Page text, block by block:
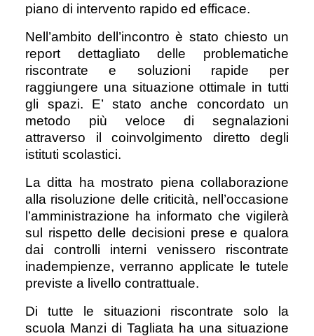
piano di intervento rapido ed efficace.
Nell’ambito dell’incontro è stato chiesto un
report dettagliato delle problematiche
riscontrate e soluzioni rapide per
raggiungere una situazione ottimale in tutti
gli spazi. E’ stato anche concordato un
metodo più veloce di segnalazioni
attraverso il coinvolgimento diretto degli
istituti scolastici.
La ditta ha mostrato piena collaborazione
alla risoluzione delle criticità, nell’occasione
l’amministrazione ha informato che vigilerà
sul rispetto delle decisioni prese e qualora
dai controlli interni venissero riscontrate
inadempienze, verranno applicate le tutele
previste a livello contrattuale.
Di tutte le situazioni riscontrate solo la
scuola Manzi di Tagliata ha una situazione